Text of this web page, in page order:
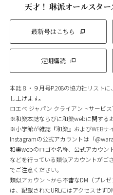
天才！ 琳派オールスター
最新号はこちら
定期購読
本誌８・９月号P.208の協力社リスト
し上げます。
ロエベ ジャパン クライアントサービス
※和樂本誌ならびに和樂webに関する
※小学館が雑誌『和樂』およびWEBサ
Instagramの公式アカウントは「
和樂webのロゴや名称、公式アカウン
などを行っている類似アカウントがご
でご注意ください。
類似アカウントから不審なDM（プレ
は、記載されたURLにはアクセスせず